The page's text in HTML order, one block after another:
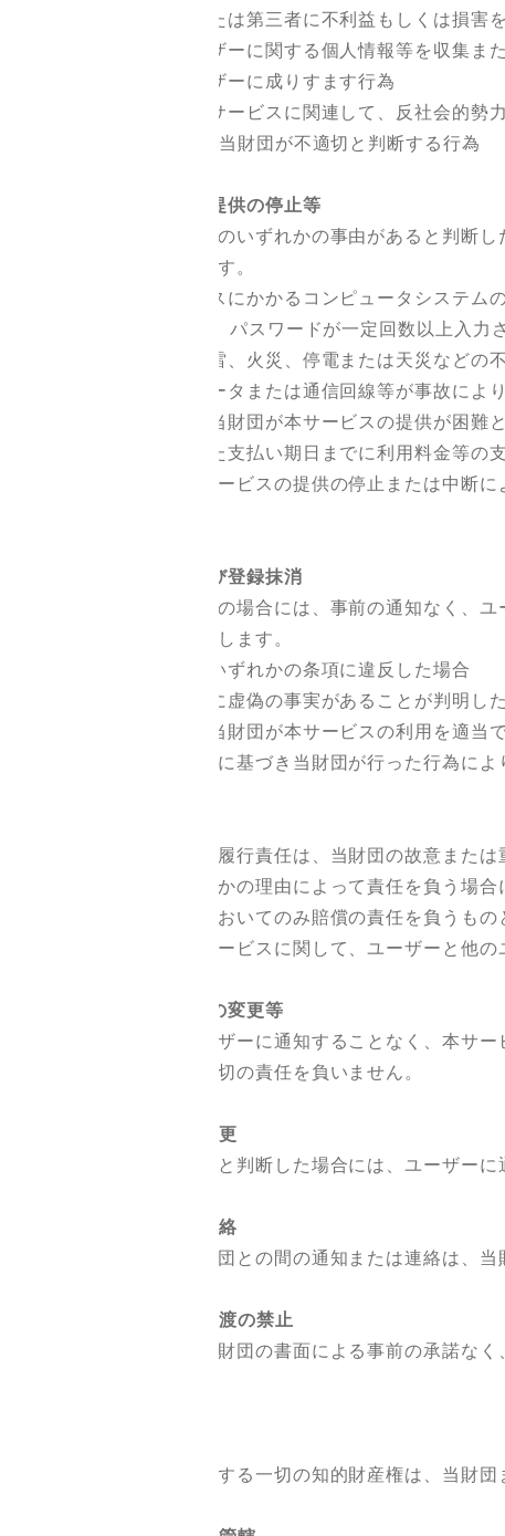
（6）当財団または第三者に不利益もしくは損害
（7）他のユーザーに関する個人情報等を収集ま
（8）他のユーザーに成りすます行為
（9）当財団のサービスに関連して、反社会的勢
（10）その他、当財団が不適切と判断する行為
6．本サービスの提供の停止等
当財団は、以下のいずれかの事由があると判断し
できるものとします。
（1）本サービスにかかるコンピュータシステム
（2）誤ったID、パスワードが一定回数以上入力
（3）地震、落雷、火災、停電または天災などの
（4）コンピュータまたは通信回線等が事故によ
（5）その他、当財団が本サービスの提供が困難
（6）定められた支払い期日までに利用料金等の
当財団は、本サービスの提供の停止または中断に
7．利用制限および登録抹消
当財団は、以下の場合には、事前の通知なく、ユ
とができるものとします。
（1）本規約のいずれかの条項に違反した場合
（2）登録事項に虚偽の事実があることが判明し
（3）その他、当財団が本サービスの利用を適当
当財団は、本条に基づき当財団が行った行為によ
当財団の債務不履行責任は、当財団の故意または
当財団は、何らかの理由によって責任を負う場合
当額）の範囲内においてのみ賠償の責任を負うもの
当財団は、本サービスに関して、ユーザーと他の
9．サービス内容の変更等
当財団は、ユーザーに通知することなく、本サー
た損害について一切の責任を負いません。
10．利用規約の変更
当財団は、必要と判断した場合には、ユーザーに
11．通知または連絡
ユーザーと当財団との間の通知または連絡は、当
12．権利義務の譲渡の禁止
ユーザーは、当財団の書面による事前の承諾なく
本サービスに関する一切の知的財産権は、当財団